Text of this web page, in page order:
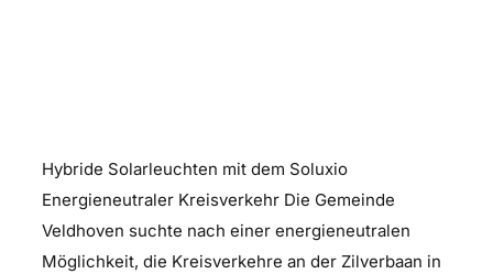
Hybride Solarleuchten mit dem Soluxio
Energieneutraler Kreisverkehr Die Gemeinde
Veldhoven suchte nach einer energieneutralen
Möglichkeit, die Kreisverkehre an der Zilverbaan in